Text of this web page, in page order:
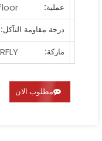
عملية:
درجة مقاومة التآكل:
ماركة:
مطلوب الان